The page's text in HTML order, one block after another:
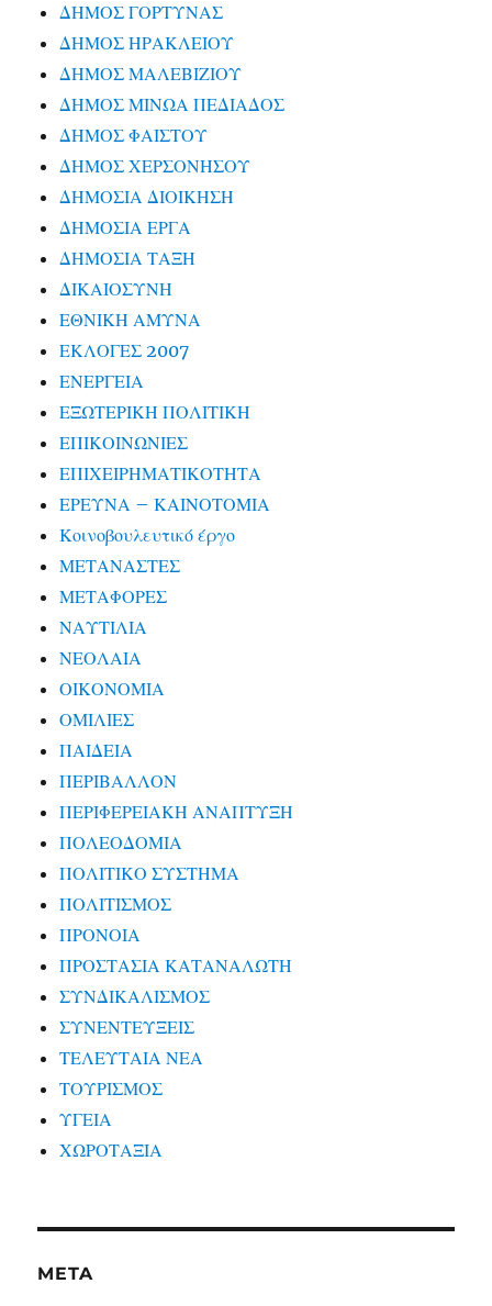
ΔΗΜΟΣ ΓΟΡΤΥΝΑΣ
ΔΗΜΟΣ ΗΡΑΚΛΕΙΟΥ
ΔΗΜΟΣ ΜΑΛΕΒΙΖΙΟΥ
ΔΗΜΟΣ ΜΙΝΩΑ ΠΕΔΙΑΔΟΣ
ΔΗΜΟΣ ΦΑΙΣΤΟΥ
ΔΗΜΟΣ ΧΕΡΣΟΝΗΣΟΥ
ΔΗΜΟΣΙΑ ΔΙΟΙΚΗΣΗ
ΔΗΜΟΣΙΑ ΕΡΓΑ
ΔΗΜΟΣΙΑ ΤΑΞΗ
ΔΙΚΑΙΟΣΥΝΗ
ΕΘΝΙΚΗ ΑΜΥΝΑ
ΕΚΛΟΓΕΣ 2007
ΕΝΕΡΓΕΙΑ
ΕΞΩΤΕΡΙΚΗ ΠΟΛΙΤΙΚΗ
ΕΠΙΚΟΙΝΩΝΙΕΣ
ΕΠΙΧΕΙΡΗΜΑΤΙΚΟΤΗΤΑ
ΕΡΕΥΝΑ – ΚΑΙΝΟΤΟΜΙΑ
Κοινοβουλευτικό έργο
ΜΕΤΑΝΑΣΤΕΣ
ΜΕΤΑΦΟΡΕΣ
ΝΑΥΤΙΛΙΑ
ΝΕΟΛΑΙΑ
ΟΙΚΟΝΟΜΙΑ
ΟΜΙΛΙΕΣ
ΠΑΙΔΕΙΑ
ΠΕΡΙΒΑΛΛΟΝ
ΠΕΡΙΦΕΡΕΙΑΚΗ ΑΝΑΠΤΥΞΗ
ΠΟΛΕΟΔΟΜΙΑ
ΠΟΛΙΤΙΚΟ ΣΥΣΤΗΜΑ
ΠΟΛΙΤΙΣΜΟΣ
ΠΡΟΝΟΙΑ
ΠΡΟΣΤΑΣΙΑ ΚΑΤΑΝΑΛΩΤΗ
ΣΥΝΔΙΚΑΛΙΣΜΟΣ
ΣΥΝΕΝΤΕΥΞΕΙΣ
ΤΕΛΕΥΤΑΙΑ ΝΕΑ
ΤΟΥΡΙΣΜΟΣ
ΥΓΕΙΑ
ΧΩΡΟΤΑΞΙΑ
META